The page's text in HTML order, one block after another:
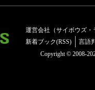
運営会社（サイボウズ・
新着ブック(RSS)
言語
Copyright © 2008-